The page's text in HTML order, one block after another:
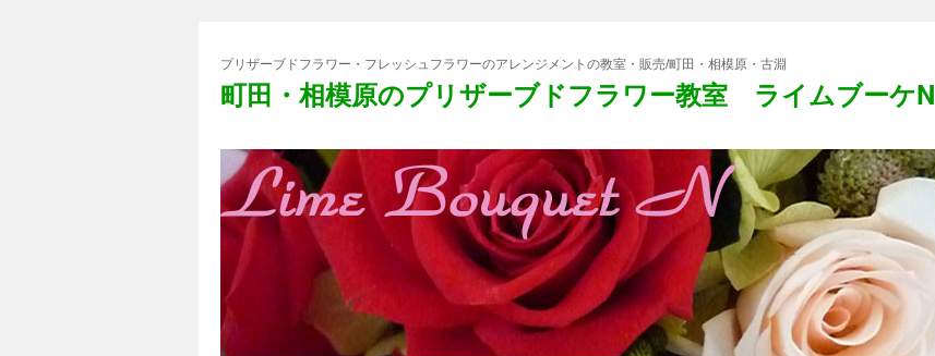
プリザーブドフラワー・フレッシュフラワーのアレンジメントの教室・販売/町田・相模原・古淵
町田・相模原のプリザーブドフラワー教室 ライムブーケN